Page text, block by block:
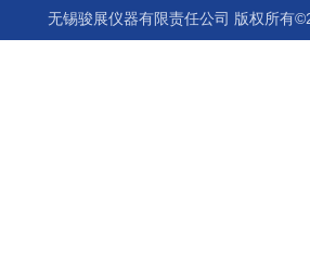
无锡骏展仪器有限责任公司 版权所有